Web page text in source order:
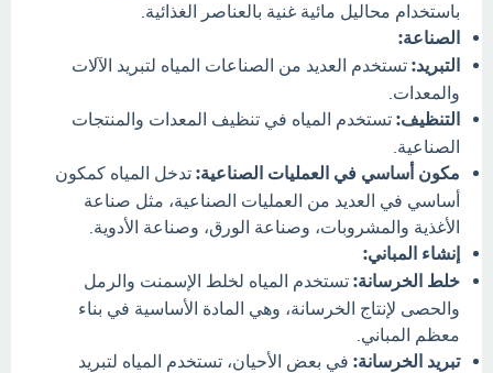
باستخدام محاليل مائية غنية بالعناصر الغذائية.
الصناعة:
التبريد: تستخدم العديد من الصناعات المياه لتبريد الآلات
والمعدات.
التنظيف: تستخدم المياه في تنظيف المعدات والمنتجات
الصناعية.
مكون أساسي في العمليات الصناعية: تدخل المياه كمكون
أساسي في العديد من العمليات الصناعية، مثل صناعة
الأغذية والمشروبات، وصناعة الورق، وصناعة الأدوية.
إنشاء المباني:
خلط الخرسانة: تستخدم المياه لخلط الإسمنت والرمل
والحصى لإنتاج الخرسانة، وهي المادة الأساسية في بناء
معظم المباني.
تبريد الخرسانة: في بعض الأحيان، تستخدم المياه لتبريد